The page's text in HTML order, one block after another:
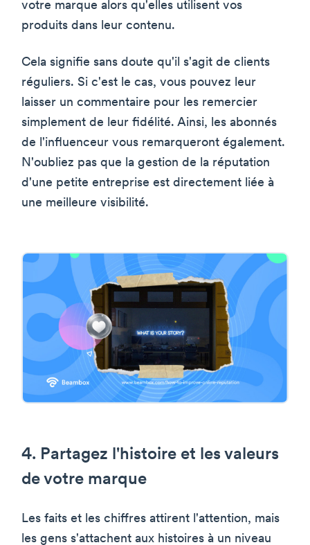
votre marque alors qu'elles utilisent vos
produits dans leur contenu.
Cela signifie sans doute qu'il s'agit de clients
réguliers. Si c'est le cas, vous pouvez leur
laisser un commentaire pour les remercier
simplement de leur fidélité. Ainsi, les abonnés
de l'influenceur vous remarqueront également.
N'oubliez pas que la gestion de la réputation
d'une petite entreprise est directement liée à
une meilleure visibilité.
4. Partagez l'histoire et les valeurs
de votre marque
Les faits et les chiffres attirent l'attention, mais
les gens s'attachent aux histoires à un niveau